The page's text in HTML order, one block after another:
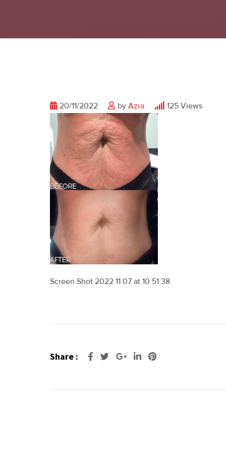
20/11/2022 by Azra 125 Views
Screen Shot 2022 11 07 at 10.51.38
Share : Google+LinkedIn
Pinterest